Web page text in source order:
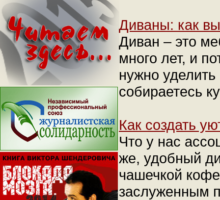
Диваны: как
Диван – это
много лет, и
нужно
собираетесь
Как создать
Что у нас
же, удобный
чашечкой
заслуженным